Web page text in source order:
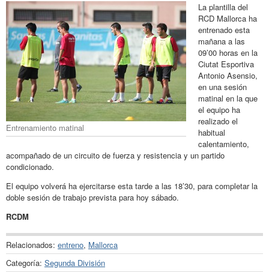
Entrenamiento matinal
La plantilla del
RCD Mallorca ha
entrenado esta
mañana a las
09’00 horas en la
Ciutat Esportiva
Antonio Asensio,
en una sesión
matinal en la que
el equipo ha
realizado el
habitual
calentamiento,
acompañado de un circuito de fuerza y resistencia y un partido
condicionado.
El equipo volverá ha ejercitarse esta tarde a las 18’30, para completar la
doble sesión de trabajo prevista para hoy sábado.
RCDM
Relacionados: entreno, Mallorca
Categoría: Segunda División